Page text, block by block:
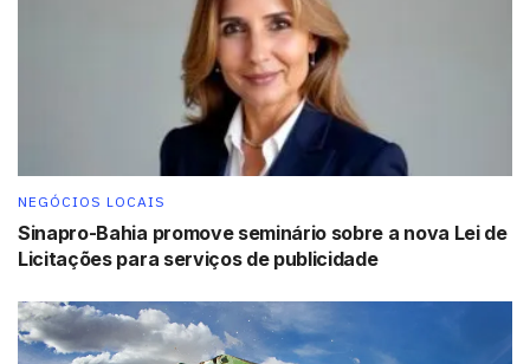
NEGÓCIOS LOCAIS
Sinapro-Bahia promove seminário sobre a nova Lei de
Licitações para serviços de publicidade